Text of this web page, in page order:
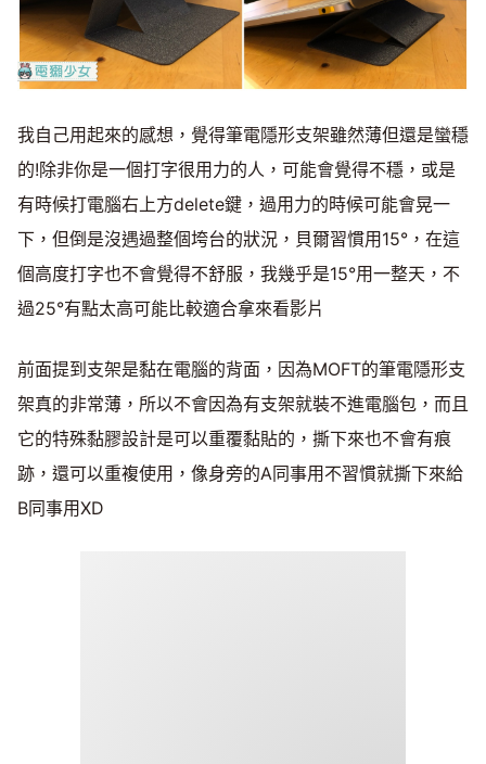
我自己用起來的感想，覺得筆電隱形支架雖然薄但還是蠻穩
的!除非你是一個打字很用力的人，可能會覺得不穩，或是
有時候打電腦右上方delete鍵，過用力的時候可能會晃一
下，但倒是沒遇過整個垮台的狀況，貝爾習慣用15°，在這
個高度打字也不會覺得不舒服，我幾乎是15°用一整天，不
過25°有點太高可能比較適合拿來看影片
前面提到支架是黏在電腦的背面，因為MOFT的筆電隱形支
架真的非常薄，所以不會因為有支架就裝不進電腦包，而且
它的特殊黏膠設計是可以重覆黏貼的，撕下來也不會有痕
跡，還可以重複使用，像身旁的A同事用不習慣就撕下來給
B同事用XD